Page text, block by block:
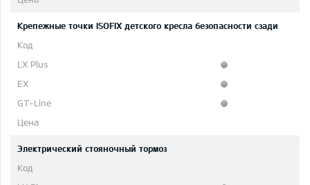
Крепежные точки ISOFIX детского кресла безопасности сзади
Электрический стояночный тормоз